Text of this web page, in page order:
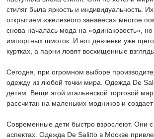
стиляг была яркость и индивидуальность.
открытием «железного занавеса» многое
снова началась мода на «одинаковость»,
импортных шмоток. И вот девченки уже
куртках, а парни ловят восхищенные
Сегодня, при огромном выборе
одежду из любой точки мира. Одежда De
детям. Вещи этой итальянской торговой
рассчитан на маленьких модников и
Современные дети быстро взрослеют. Они
аспектах. Одежда De Salitto в Москве